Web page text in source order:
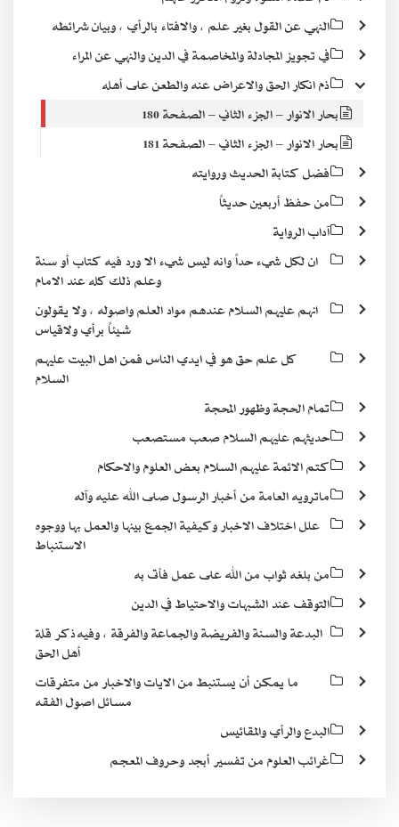
النهي عن القول بغير علم ، والافتاء بالرأي ، وبيان شرائطه
في تجويز المجادلة والمخاصمة في الدين والنهي عن المراء
ذم انكار الحق والاعراض عنه والطعن على أهله
بحار الانوار – الجزء الثاني – الصفحة 180
بحار الانوار – الجزء الثاني – الصفحة 181
فضل كتابة الحديث وروايته
من حفظ أربعين حديثاً
آداب الرواية
ان لكل شيء حداً وانه ليس شيء الا ورد فيه كتاب أو سنة
وعلم ذلك كله عند الامام
انهم عليهم السلام عندهم مواد العلم واصوله ، ولا يقولون
شيئاً برأي ولاقياس
كل علم حق هو في ايدي الناس فمن اهل البيت عليهم
السلام
تمام الحجة وظهور المحجة
حديثهم عليهم السلام صعب مستصعب
كتم الائمة عليهم السلام بعض العلوم والاحكام
ماترويه العامة من أخبار الرسول صلى الله عليه وآله
علل اختلاف الاخبار وكيفية الجمع بينها والعمل بها ووجوه
الاستنباط
من بلغه ثواب من الله على عمل فأتى به
التوقف عند الشبهات والاحتياط في الدين
البدعة والسنة والفريضة والجماعة والفرقة ، وفيه ذكر قلة
أهل الحق
ما يمكن أن يستنبط من الايات والاخبار من متفرقات
مسائل اصول الفقه
البدع والرأي والمقائيس
غرائب العلوم من تفسير أبجد وحروف المعجم